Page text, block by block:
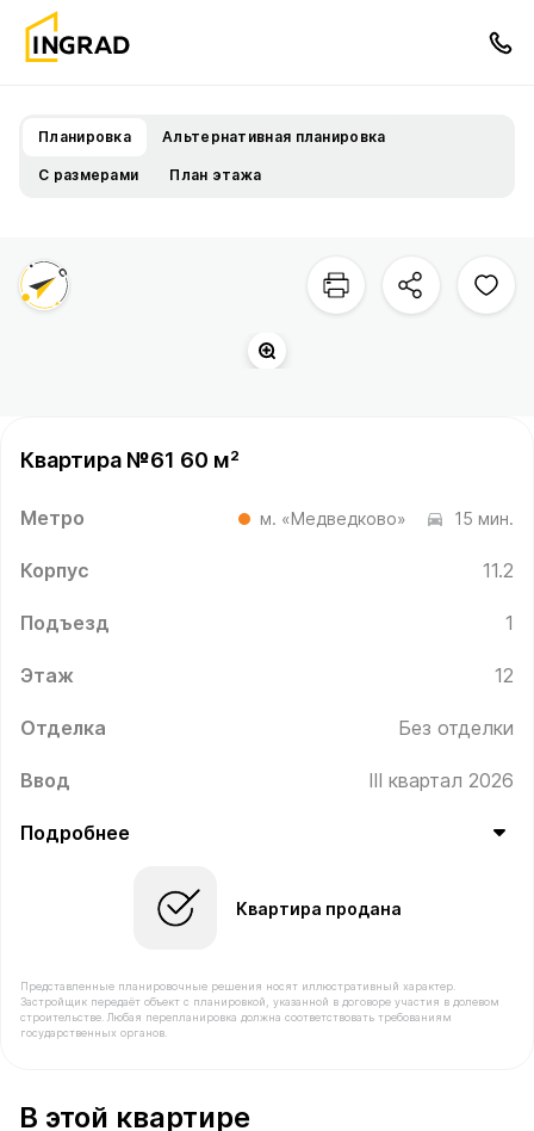
Планировка Альтернативная планировка
С размерами План этажа
Квартира №61 60 м²
Метро м. «Медведково» 15 мин.
Корпус 11.2
Подъезд 1
Этаж 12
Отделка Без отделки
Ввод III квартал 2026
Подробнее
Квартира продана
Представленные планировочные решения носят иллюстративный характер.
Застройщик передаёт объект с планировкой, указанной в договоре участия в долевом
строительстве. Любая перепланировка должна соответствовать требованиям
государственных органов.
В этой квартире